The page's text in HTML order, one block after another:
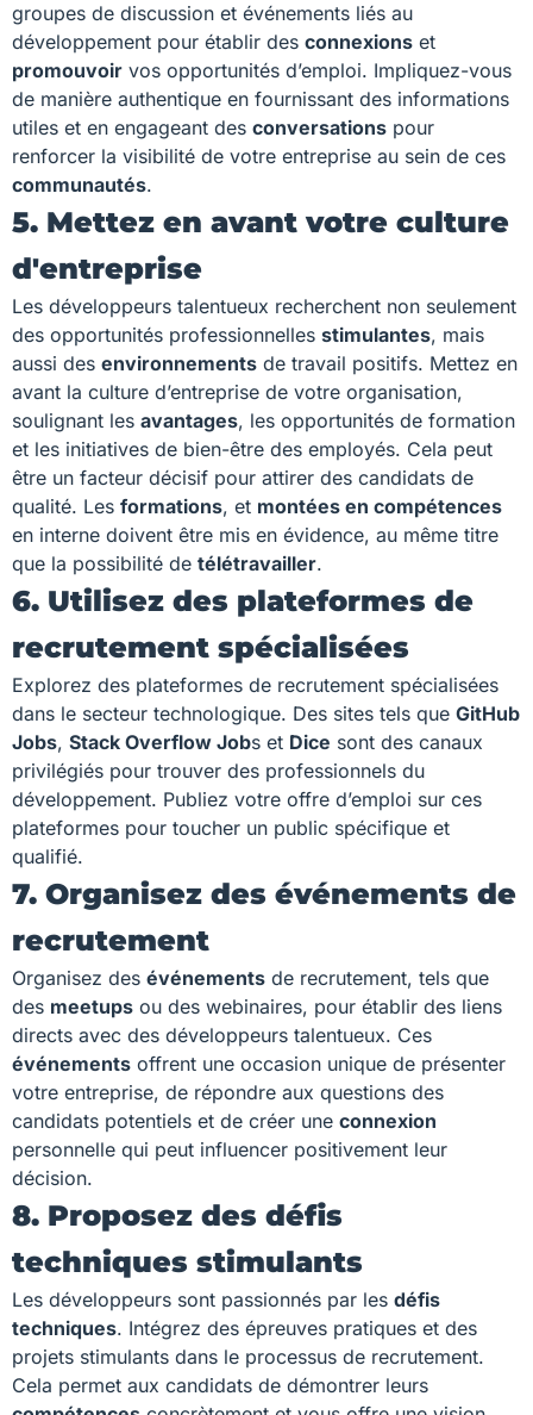
groupes de discussion et événements liés au
développement pour établir des connexions et
promouvoir vos opportunités d’emploi. Impliquez-vous
de manière authentique en fournissant des informations
utiles et en engageant des conversations pour
renforcer la visibilité de votre entreprise au sein de ces
communautés.
5. Mettez en avant votre culture
d'entreprise
Les développeurs talentueux recherchent non seulement
des opportunités professionnelles stimulantes, mais
aussi des environnements de travail positifs. Mettez en
avant la culture d’entreprise de votre organisation,
soulignant les avantages, les opportunités de formation
et les initiatives de bien-être des employés. Cela peut
être un facteur décisif pour attirer des candidats de
qualité. Les formations, et montées en compétences
en interne doivent être mis en évidence, au même titre
que la possibilité de télétravailler.
6. Utilisez des plateformes de
recrutement spécialisées
Explorez des plateformes de recrutement spécialisées
dans le secteur technologique. Des sites tels que GitHub
Jobs, Stack Overflow Jobs et Dice sont des canaux
privilégiés pour trouver des professionnels du
développement. Publiez votre offre d’emploi sur ces
plateformes pour toucher un public spécifique et
qualifié.
7. Organisez des événements de
recrutement
Organisez des événements de recrutement, tels que
des meetups ou des webinaires, pour établir des liens
directs avec des développeurs talentueux. Ces
événements offrent une occasion unique de présenter
votre entreprise, de répondre aux questions des
candidats potentiels et de créer une connexion
personnelle qui peut influencer positivement leur
décision.
8. Proposez des défis
techniques stimulants
Les développeurs sont passionnés par les défis
techniques. Intégrez des épreuves pratiques et des
projets stimulants dans le processus de recrutement.
Cela permet aux candidats de démontrer leurs